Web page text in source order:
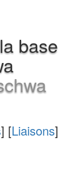
base
] [Liaisons]